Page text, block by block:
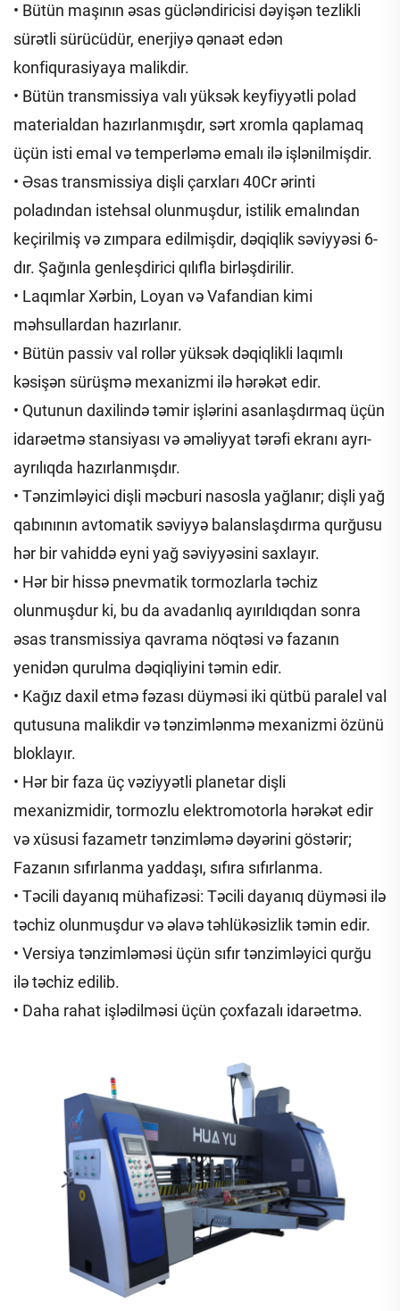
• Bütün maşının əsas gücləndiricisi dəyişən tezlikli
sürətli sürücüdür, enerjiyə qənaət edən
konfiqurasiyaya malikdir.
• Bütün transmissiya valı yüksək keyfiyyətli polad
materialdan hazırlanmışdır, sərt xromla qaplamaq
üçün isti emal və temperləmə emalı ilə işlənilmişdir.
• Əsas transmissiya dişli çarxları 40Cr ərinti
poladından istehsal olunmuşdur, istilik emalından
keçirilmiş və zımpara edilmişdir, dəqiqlik səviyyəsi 6-
dır. Şağınla genleşdirici qılıfla birləşdirilir.
• Laqımlar Xərbin, Loyan və Vafandian kimi
məhsullardan hazırlanır.
• Bütün passiv val rollər yüksək dəqiqlikli laqımlı
kəsişən sürüşmə mexanizmi ilə hərəkət edir.
• Qutunun daxilində təmir işlərini asanlaşdırmaq üçün
idarəetmə stansiyası və əməliyyat tərəfi ekranı ayrı-
ayrılıqda hazırlanmışdır.
• Tənzimləyici dişli məcburi nasosla yağlanır; dişli yağ
qabınının avtomatik səviyyə balanslaşdırma qurğusu
hər bir vahiddə eyni yağ səviyyəsini saxlayır.
• Hər bir hissə pnevmatik tormozlarla təchiz
olunmuşdur ki, bu da avadanlıq ayırıldıqdan sonra
əsas transmissiya qavrama nöqtəsi və fazanın
yenidən qurulma dəqiqliyini təmin edir.
• Kağız daxil etmə fəzası düyməsi iki qütbü paralel val
qutusuna malikdir və tənzimlənmə mexanizmi özünü
bloklayır.
• Hər bir faza üç vəziyyətli planetar dişli
mexanizmidir, tormozlu elektromotorla hərəkət edir
və xüsusi fazametr tənzimləmə dəyərini göstərir;
Fazanın sıfırlanma yaddaşı, sıfıra sıfırlanma.
• Təcili dayanıq mühafizəsi: Təcili dayanıq düyməsi ilə
təchiz olunmuşdur və əlavə təhlükəsizlik təmin edir.
• Versiya tənzimləməsi üçün sıfır tənzimləyici qurğu
ilə təchiz edilib.
• Daha rahat işlədilməsi üçün çoxfazalı idarəetmə.